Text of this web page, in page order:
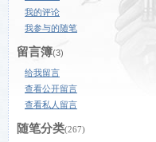
我的评论
我参与的随笔
留言簿(3)
给我留言
查看公开留言
查看私人留言
随笔分类(267)